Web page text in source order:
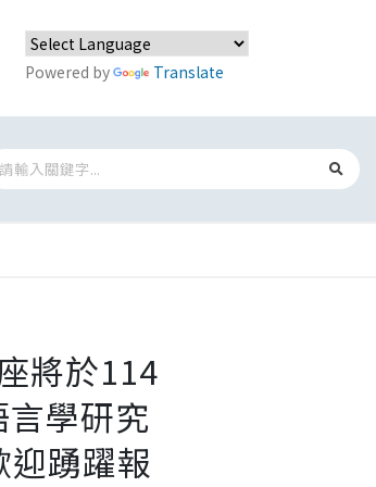
Powered by Translate
將於114
學研究
踴躍報